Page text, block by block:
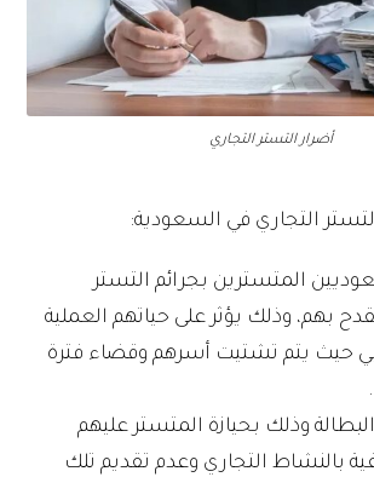
أضرار التستر التجاري
التجاري في السعودية:
المتسترين بجرائم التستر
بهم، وذلك يؤثر على حياتهم العملية
حيث يتم تشتيت أسرهم وقضاء فترة
وذلك بحيازة المتستر عليهم
بالنشاط التجاري وعدم تقديم تلك